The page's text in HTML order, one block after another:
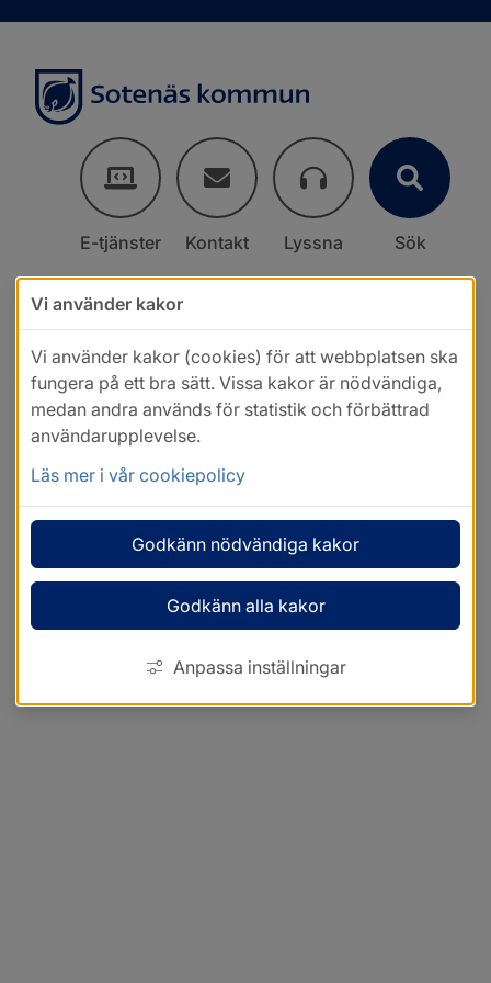
E-tjänster Kontakt Lyssna Sök
Vi använder kakor
Vi använder kakor (cookies) för att webbplatsen ska
fungera på ett bra sätt. Vissa kakor är nödvändiga,
medan andra används för statistik och förbättrad
användarupplevelse.
Läs mer i vår cookiepolicy
Godkänn nödvändiga kakor
Godkänn alla kakor
Anpassa inställningar